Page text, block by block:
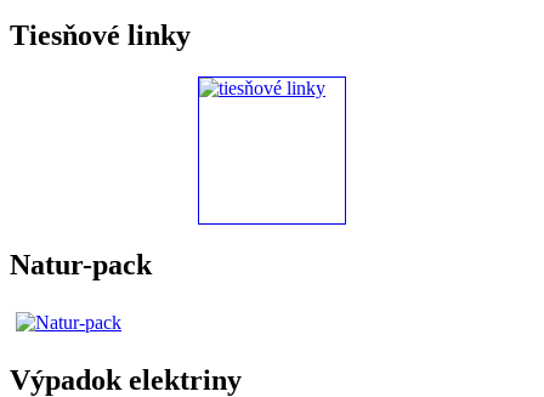
Tiesňové linky
Natur-pack
Výpadok elektriny